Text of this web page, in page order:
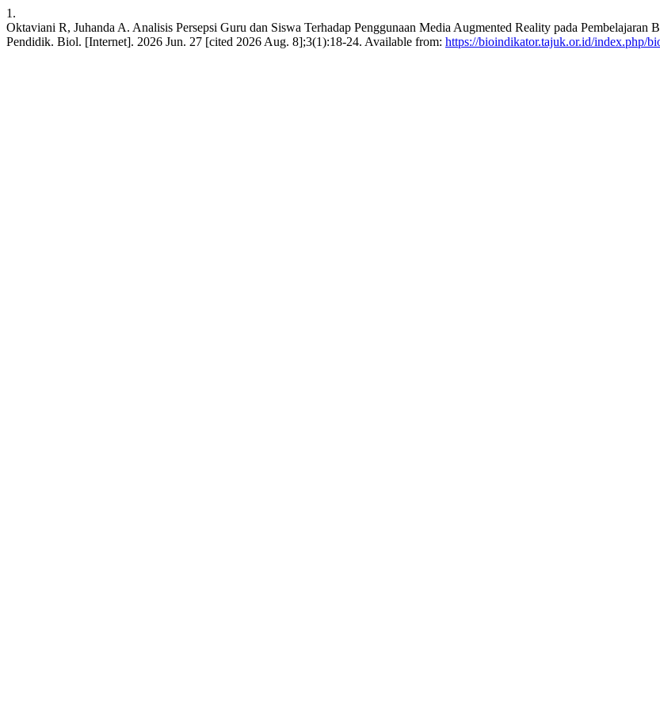
1.
Oktaviani R, Juhanda A. Analisis Persepsi Guru dan Siswa Terhadap Penggunaan Media Augmented Reality pada
Pendidik. Biol. [Internet]. 2026 Jun. 27 [cited 2026 Aug. 8];3(1):18-24. Available from: https://bioindikator.tajuk.or.id/index.php/